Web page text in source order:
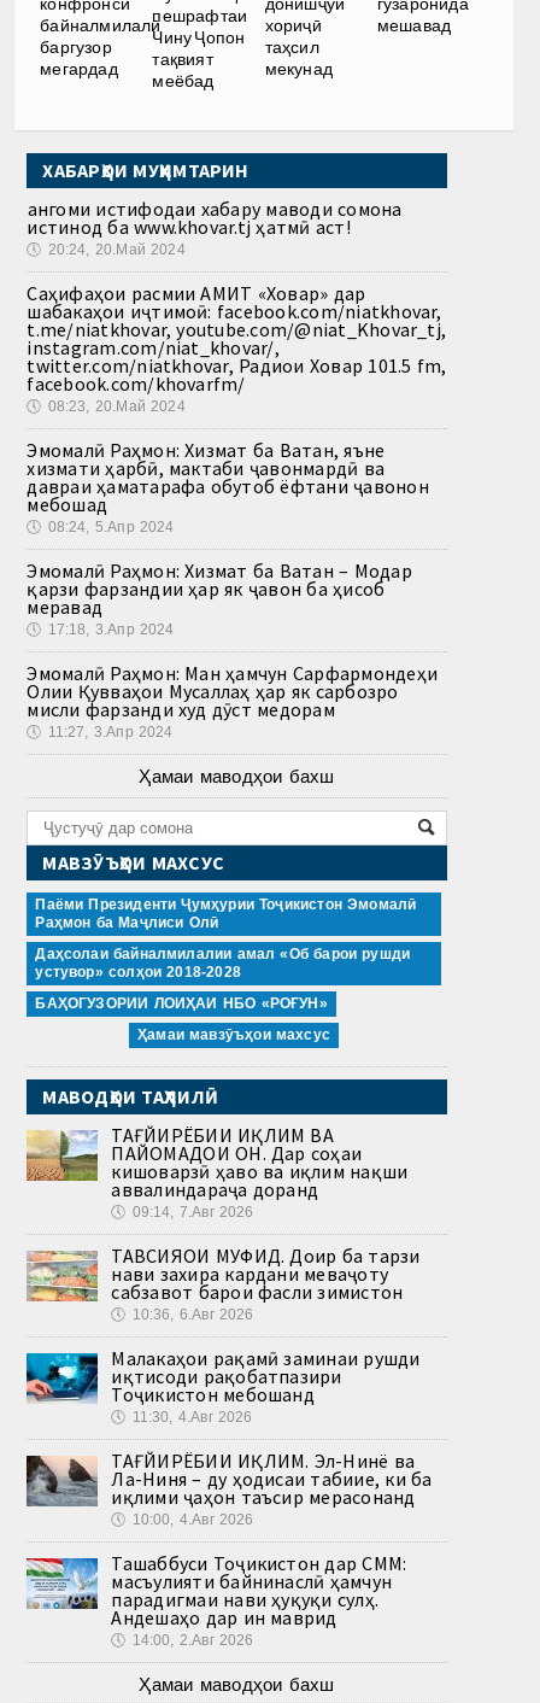
конфронси
байналмилалӣ
баргузор
мегардад
пешрафтаи
Чину Ҷопон
тақвият
меёбад
донишҷӯи
хориҷӣ
таҳсил
мекунад
гузаронида
мешавад
ХАБАРҲОИ МУҲИМТАРИН
Ҳангоми истифодаи хабару маводи сомона
истинод ба www.khovar.tj ҳатмӣ аст!
🕔 20:24, 20.Май 2024
Саҳифаҳои расмии АМИТ «Ховар» дар
шабакаҳои иҷтимоӣ: facebook.com/niatkhovar,
t.me/niatkhovar, youtube.com/@niat_Khovar_tj,
instagram.com/niat_khovar/,
twitter.com/niatkhovar, Радиои Ховар 101.5 fm,
facebook.com/khovarfm/
🕔 08:23, 20.Май 2024
Эмомалӣ Раҳмон: Хизмат ба Ватан, яъне
хизмати ҳарбӣ, мактаби ҷавонмардӣ ва
давраи ҳаматарафа обутоб ёфтани ҷавонон
мебошад
🕔 08:24, 5.Апр 2024
Эмомалӣ Раҳмон: Хизмат ба Ватан – Модар
қарзи фарзандии ҳар як ҷавон ба ҳисоб
меравад
🕔 17:18, 3.Апр 2024
Эмомалӣ Раҳмон: Ман ҳамчун Сарфармондеҳи
Олии Қувваҳои Мусаллаҳ ҳар як сарбозро
мисли фарзанди худ дӯст медорам
🕔 11:27, 3.Апр 2024
Ҳамаи маводҳои бахш
МАВЗӮЪҲОИ МАХСУС
Паёми Президенти Ҷумҳурии Тоҷикистон Эмомалӣ
Раҳмон ба Маҷлиси Олӣ
Даҳсолаи байналмилалии амал «Об барои рушди
устувор» солҳои 2018-2028
БАҲОГУЗОРИИ ЛОИҲАИ НБО «РОҒУН»
Ҳамаи мавзӯъҳои махсус
МАВОДҲОИ ТАҲЛИЛӢ
ТАҒЙИРЁБИИ ИҚЛИМ ВА
ПАЙОМАДҲОИ ОН. Дар соҳаи
кишоварзӣ ҳаво ва иқлим нақши
аввалиндараҷа доранд
🕔 09:14, 7.Авг 2026
ТАВСИЯҲОИ МУФИД. Доир ба тарзи
нави захира кардани меваҷоту
сабзавот барои фасли зимистон
🕔 10:36, 6.Авг 2026
Малакаҳои рақамӣ заминаи рушди
иқтисоди рақобатпазири
Тоҷикистон мебошанд
🕔 11:30, 4.Авг 2026
ТАҒЙИРЁБИИ ИҚЛИМ. Эл-Нинё ва
Ла-Ниня – ду ҳодисаи табиие, ки ба
иқлими ҷаҳон таъсир мерасонанд
🕔 10:00, 4.Авг 2026
Ташаббуси Тоҷикистон дар СММ:
масъулияти байнинаслӣ ҳамчун
парадигмаи нави ҳуқуқи сулҳ.
Андешаҳо дар ин маврид
🕔 14:00, 2.Авг 2026
Ҳамаи маводҳои бахш